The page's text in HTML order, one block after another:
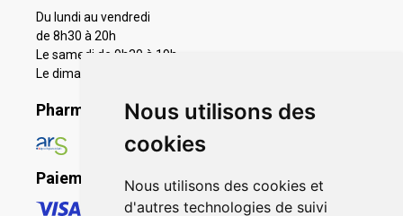
Nous utilisons des
cookies
Nous utilisons des cookies et
d'autres technologies de suivi
Du lundi au vendredi
de 8h30 à 20h
Le samedi de 9h30 à 19h
Le dimanche 11h à 19h
Pharmacie en ligne agréée
Paiement sécurisé